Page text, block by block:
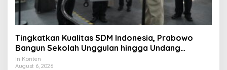
Tingkatkan Kualitas SDM Indonesia, Prabowo
Bangun Sekolah Unggulan hingga Undang
Universitas Terbaik Dunia
In Konten
August 6, 2026